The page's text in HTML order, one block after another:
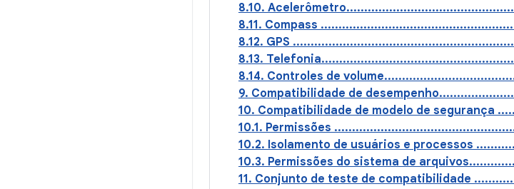
8.10.
8.11. Compass
8.12. GPS
8.13.
8.14. Controles de
9. Compatibilidade de
10. Compatibilidade de modelo de segurança
10.1. Permissões
10.2. Isolamento de usuários e processos
10.3. Permissões do sistema de
11. Conjunto de teste de compatibilidade